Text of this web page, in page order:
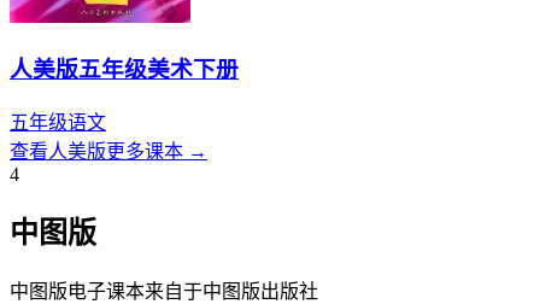
人美版五年级美术下册
五年级语文
查看人美版更多课本 →
4
中图版
中图版电子课本来自于中图版出版社